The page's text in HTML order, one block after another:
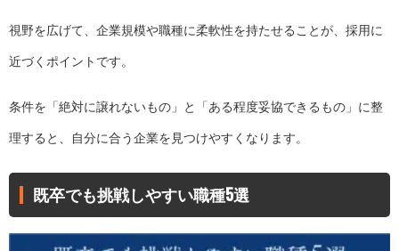
視野を広げて、企業規模や職種に柔軟性を持たせることが、採用に
近づくポイントです。
条件を「絶対に譲れないもの」と「ある程度妥協できるもの」に整
理すると、自分に合う企業を見つけやすくなります。
既卒でも挑戦しやすい職種5選